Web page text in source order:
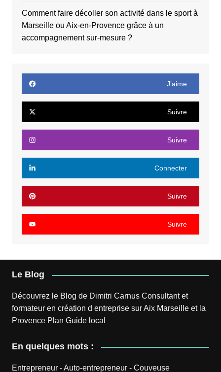
Comment faire décoller son activité dans le sport à
Marseille ou Aix-en-Provence grâce à un
accompagnement sur-mesure ?
J’aime
Suivre
Suivre
Connecter
Suivre
Suivre
Le Blog
Découvrez le Blog de Dimitri CarnusConsultant et
formateur en création d entreprise sur Aix Marseille et la
Provence Plan Guide local
En quelques mots :
Entrepreneur-Auto-entrepreneur- Couveuse